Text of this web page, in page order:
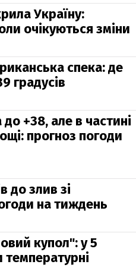
Україну:
очікуються зміни
спека: де
градусів
+38, але в частині
прогноз погоди
до злив зі
на тиждень
купол": у 5
температурні